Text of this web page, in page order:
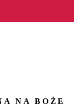
NA BOŻE